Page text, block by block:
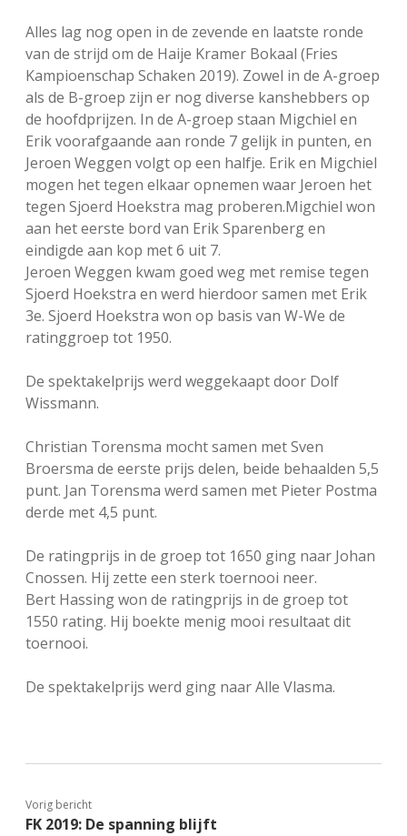
FSB: Schaakwoude III
Sponsoren
facebookinstagram
Alles lag nog open in de zevende en laatste ronde
van de strijd om de Haije Kramer Bokaal (Fries
Kampioenschap Schaken 2019). Zowel in de A-groep
als de B-groep zijn er nog diverse kanshebbers op
de hoofdprijzen. In de A-groep staan Migchiel en
Erik voorafgaande aan ronde 7 gelijk in punten, en
Jeroen Weggen volgt op een halfje. Erik en Migchiel
mogen het tegen elkaar opnemen waar Jeroen het
tegen Sjoerd Hoekstra mag proberen.Migchiel won
aan het eerste bord van Erik Sparenberg en
eindigde aan kop met 6 uit 7.
Jeroen Weggen kwam goed weg met remise tegen
Sjoerd Hoekstra en werd hierdoor samen met Erik
3e. Sjoerd Hoekstra won op basis van W-We de
ratinggroep tot 1950.
De spektakelprijs werd weggekaapt door Dolf
Wissmann.
Christian Torensma mocht samen met Sven
Broersma de eerste prijs delen, beide behaalden 5,5
punt. Jan Torensma werd samen met Pieter Postma
derde met 4,5 punt.
De ratingprijs in de groep tot 1650 ging naar Johan
Cnossen. Hij zette een sterk toernooi neer.
Bert Hassing won de ratingprijs in de groep tot
1550 rating. Hij boekte menig mooi resultaat dit
toernooi.
De spektakelprijs werd ging naar Alle Vlasma.
Vorig bericht
FK 2019: De spanning blijft